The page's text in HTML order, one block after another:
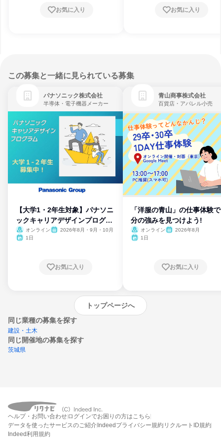
お気に入り お気に入り
この募集と一緒に見られている募集
パナソニック株式会社
半導体・電子機器メーカー
【大学1・2年生対象】パナソニ
ックキャリアデザインプログラ
ム
オンライン
2026年8月・9月・10月
1日
お気に入り
青山商事株式会社
百貨店・アパレル小売
「洋服の青山」の仕事体験
分の強みを見つけよう!
オンライン
2026年8月
1日
お気に入り
トップページへ
同じ業種の募集を探す
建設・土木
同じ開催地の募集を探す
茨城県
エントリーするとプログラムの詳細案内を
受け取れるようになります
ヘルプ・お問い合わせ ログインでお困りの方はこちら
データを使ったサービスのご紹介 Indeedプライバシー規約 リクルートID規約
Indeed利用規約